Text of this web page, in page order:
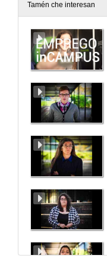
Tamén che interesan